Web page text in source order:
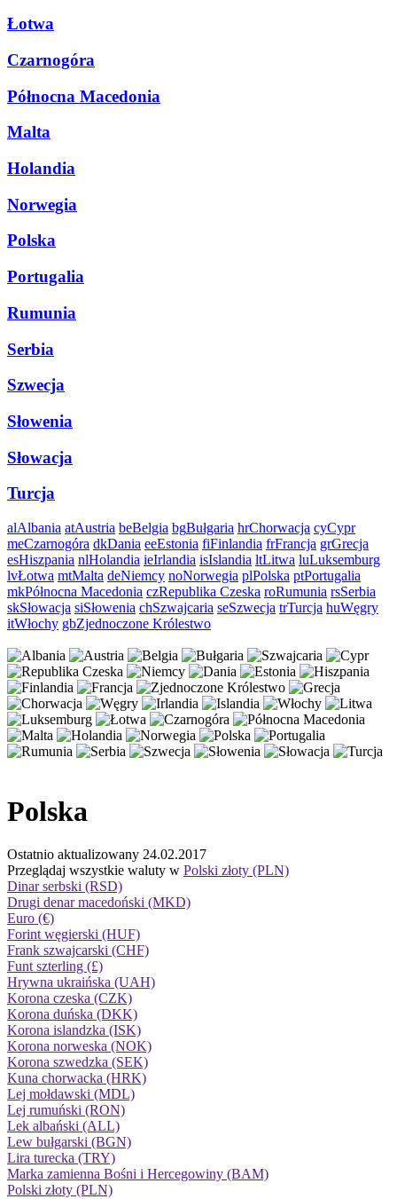
Łotwa
Czarnogóra
Północna Macedonia
Malta
Holandia
Norwegia
Polska
Portugalia
Rumunia
Serbia
Szwecja
Słowenia
Słowacja
Turcja
alAlbania atAustria beBelgia bgBułgaria hrChorwacja cyCypr
meCzarnogóra dkDania eeEstonia fiFinlandia frFrancja grGrecja
esHiszpania nlHolandia ieIrlandia isIslandia ltLitwa luLuksemburg
lvŁotwa mtMalta deNiemcy noNorwegia plPolska ptPortugalia
mkPółnocna Macedonia czRepublika Czeska roRumunia rsSerbia
skSłowacja siSłowenia chSzwajcaria seSzwecja trTurcja huWęgry
itWłochy gbZjednoczone Królestwo
Polska
Ostatnio aktualizowany 24.02.2017
Przeglądaj wszystkie waluty w Polski złoty (PLN)
Dinar serbski (RSD)
Drugi denar macedoński (MKD)
Euro (€)
Forint węgierski (HUF)
Frank szwajcarski (CHF)
Funt szterling (£)
Hrywna ukraińska (UAH)
Korona czeska (CZK)
Korona duńska (DKK)
Korona islandzka (ISK)
Korona norweska (NOK)
Korona szwedzka (SEK)
Kuna chorwacka (HRK)
Lej mołdawski (MDL)
Lej rumuński (RON)
Lek albański (ALL)
Lew bułgarski (BGN)
Lira turecka (TRY)
Marka zamienna Bośni i Hercegowiny (BAM)
Polski złoty (PLN)